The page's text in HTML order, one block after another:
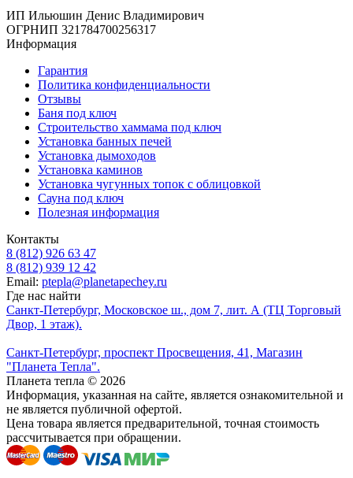
ИП Ильюшин Денис Владимирович
ОГРНИП 321784700256317
Информация
Гарантия
Политика конфиденциальности
Отзывы
Баня под ключ
Строительство хаммама под ключ
Установка банных печей
Установка дымоходов
Установка каминов
Установка чугунных топок с облицовкой
Сауна под ключ
Полезная информация
Контакты
8 (812) 926 63 47
8 (812) 939 12 42
Email: ptepla@planetapechey.ru
Где нас найти
Санкт-Петербург, Московское ш., дом 7, лит. А (ТЦ Торговый
Двор, 1 этаж).
Санкт-Петербург, проспект Просвещения, 41, Магазин
"Планета Тепла".
Планета тепла © 2026
Информация, указанная на сайте, является ознакомительной и
не является публичной офертой.
Цена товара является предварительной, точная стоимость
рассчитывается при обращении.